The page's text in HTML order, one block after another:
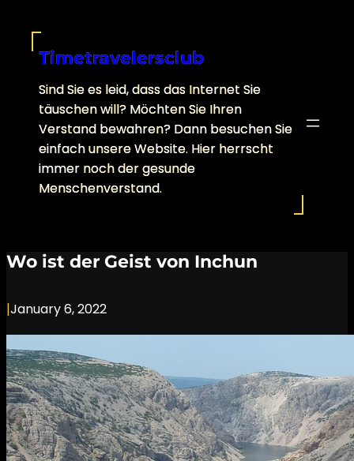
contentTimetravelersclub
Sind Sie es leid, dass das Internet Sie
täuschen will? Möchten Sie Ihren
Verstand bewahren? Dann besuchen Sie
einfach unsere Website. Hier herrscht
immer noch der gesunde
Menschenverstand.
Wo ist der Geist von Inchun
|January 6, 2022